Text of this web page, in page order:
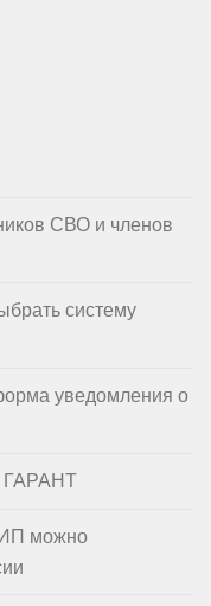
СВО и членов
систему
уведомления о
ГАРАНТ
ИП можно